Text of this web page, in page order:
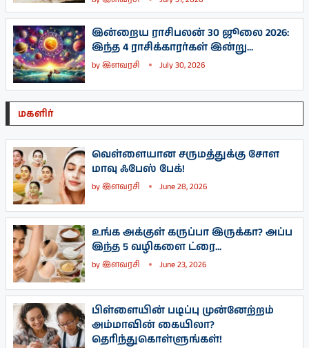
இன்றைய ராசிபலன் 30 ஜூலை 2026:
இந்த 4 ராசிக்காரர்கள் இன்று...
byஇளவரசி July 30, 2026
மகளிர்
வெள்ளையான சருமத்துக்கு சோள
மாவு ஃபேஸ் பேக்!
byஇளவரசி June 28, 2026
உங்க அக்குள் கருப்பா இருக்கா? அப்ப
இந்த 5 வழிகளை ட்ரை...
byஇளவரசி June 23, 2026
பிள்ளையின் படிப்பு முன்னேற்றம்
அம்மாவின் கையிலா?
தெரிந்துகொள்ளுங்கள்!